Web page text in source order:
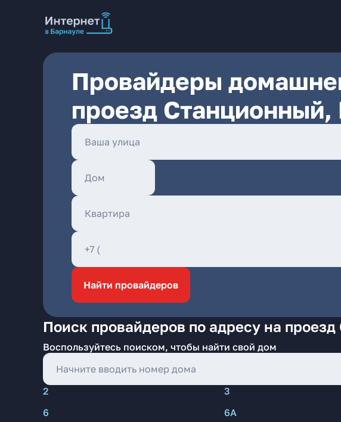
Провайдеры
проезд Станционный,
Найти провайдеров
Поиск провайдеров по адресу на
Воспользуйтесь поиском, чтобы найти свой дом
2 3
6
6А